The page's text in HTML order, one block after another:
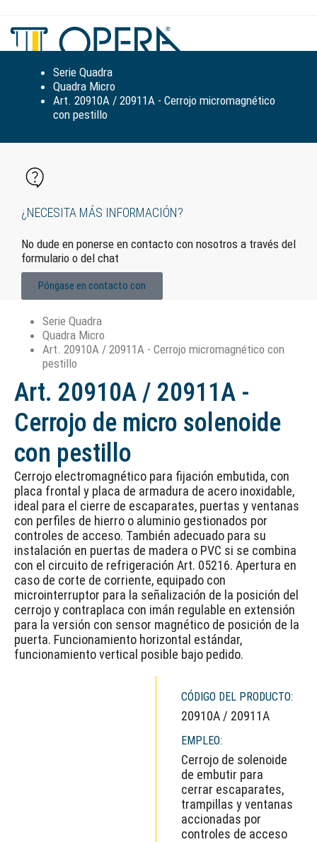
la
Serie Quadra
Quadra Micro
Art. 20910A / 20911A - Cerrojo micromagnético
con pestillo
¿NECESITA MÁS INFORMACIÓN?
No dude en ponerse en contacto con nosotros a través del
formulario o del chat
Póngase en contacto con
Serie Quadra
Quadra Micro
Art. 20910A / 20911A - Cerrojo micromagnético con
pestillo
Art. 20910A / 20911A -
Cerrojo de micro solenoide
con pestillo
Cerrojo electromagnético para fijación embutida, con
placa frontal y placa de armadura de acero inoxidable,
ideal para el cierre de escaparates, puertas y ventanas
con perfiles de hierro o aluminio gestionados por
controles de acceso. También adecuado para su
instalación en puertas de madera o PVC si se combina
con el circuito de refrigeración Art. 05216. Apertura en
caso de corte de corriente, equipado con
microinterruptor para la señalización de la posición del
cerrojo y contraplaca con imán regulable en extensión
para la versión con sensor magnético de posición de la
puerta. Funcionamiento horizontal estándar,
funcionamiento vertical posible bajo pedido.
CÓDIGO DEL PRODUCTO:
20910A / 20911A
EMPLEO:
Cerrojo de solenoide
de embutir para
cerrar escaparates,
trampillas y ventanas
accionadas por
controles de acceso